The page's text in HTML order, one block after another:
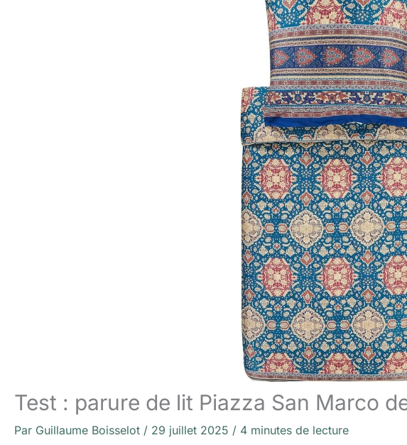
Test : parure de lit Piazza San Marco
Par Guillaume Boisselot / 29 juillet 2025 / 4 minutes de lecture